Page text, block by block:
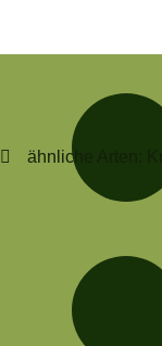
ähnliche Arten: